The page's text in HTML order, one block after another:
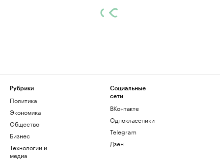
Рубрики
Политика
Экономика
Общество
Бизнес
Технологии и
медиа
Социальные
сети
ВКонтакте
Одноклассники
Telegram
Дзен